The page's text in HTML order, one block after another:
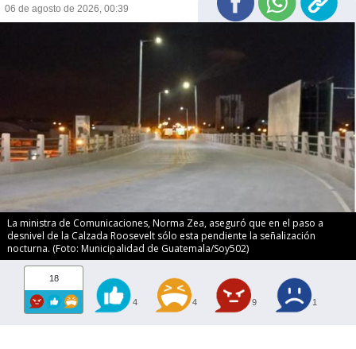
06 de agosto de 2026, 00:39
La ministra de Comunicaciones, Norma Zea, aseguró que en el paso a
desnivel de la Calzada Roosevelt sólo esta pendiente la señalización
nocturna. (Foto: Municipalidad de Guatemala/Soy502)
18
4 4 9 1